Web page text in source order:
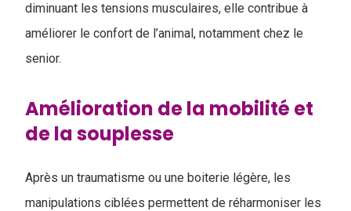
diminuant les tensions musculaires, elle contribue à
améliorer le confort de l’animal, notamment chez le
senior.
Amélioration de la mobilité et
de la souplesse
Après un traumatisme ou une boiterie légère, les
manipulations ciblées permettent de réharmoniser les